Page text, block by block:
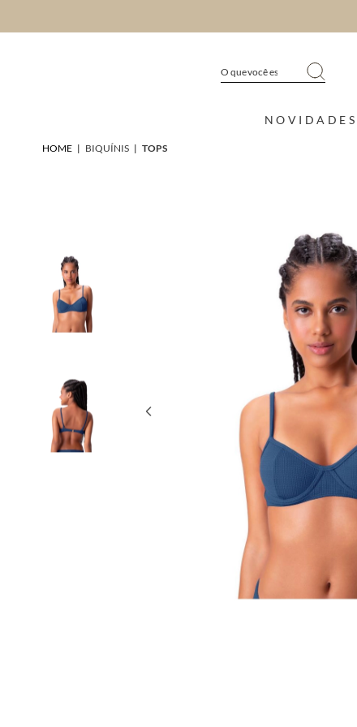
NOVIDADES
HOME | BIQUÍNIS | TOPS